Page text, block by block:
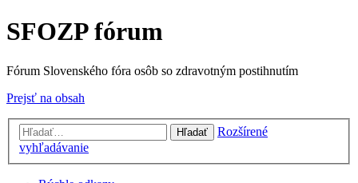
SFOZP fórum
Fórum Slovenského fóra osôb so zdravotným postihnutím
Prejsť na obsah
Hľadať
Rozšírené
vyhľadávanie